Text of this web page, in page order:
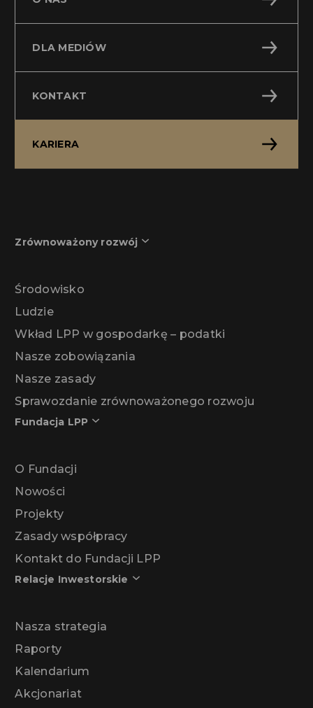
DLA MEDIÓW
KONTAKT
KARIERA
Zrównoważony rozwój
Środowisko
Ludzie
Wkład LPP w gospodarkę – podatki
Nasze zobowiązania
Nasze zasady
Sprawozdanie zrównoważonego rozwoju
Fundacja LPP
O Fundacji
Nowości
Projekty
Zasady współpracy
Kontakt do Fundacji LPP
Relacje Inwestorskie
Nasza strategia
Raporty
Kalendarium
Akcjonariat